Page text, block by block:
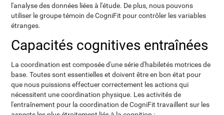
l'analyse des données liées à l'étude. De plus, nous pouvons
utiliser le groupe témoin de CogniFit pour contrôler les variables
étranges.
Capacités cognitives entraînées
La coordination est composée d'une série d'habiletés motrices de
base. Toutes sont essentielles et doivent être en bon état pour
que nous puissions effectuer correctement les actions qui
nécessitent une coordination physique. Les activités de
l'entraînement pour la coordination de CogniFit travaillent sur les